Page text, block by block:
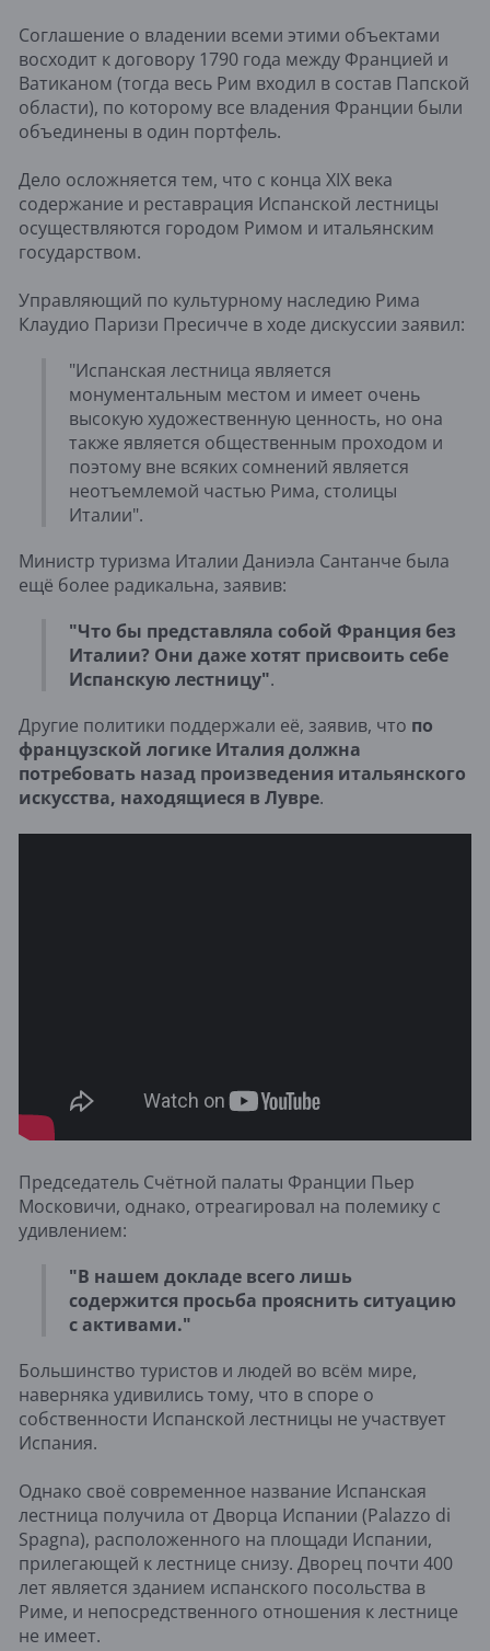
Соглашение о владении всеми этими объектами
восходит к договору 1790 года между Францией и
Ватиканом (тогда весь Рим входил в состав Папской
области), по которому все владения Франции были
объединены в один портфель.
Дело осложняется тем, что с конца XIX века
содержание и реставрация Испанской лестницы
осуществляются городом Римом и итальянским
государством.
Управляющий по культурному наследию Рима
Клаудио Паризи Пресичче в ходе дискуссии заявил:
"Испанская лестница является
монументальным местом и имеет очень
высокую художественную ценность, но она
также является общественным проходом и
поэтому вне всяких сомнений является
неотъемлемой частью Рима, столицы
Италии".
Министр туризма Италии Даниэла Сантанче была
ещё более радикальна, заявив:
"Что бы представляла собой Франция без
Италии? Они даже хотят присвоить себе
Испанскую лестницу".
Другие политики поддержали её, заявив, что по
французской логике Италия должна
потребовать назад произведения итальянского
искусства, находящиеся в Лувре.
Председатель Счётной палаты Франции Пьер
Московичи, однако, отреагировал на полемику с
удивлением:
"В нашем докладе всего лишь
содержится просьба прояснить ситуацию
с активами."
Большинство туристов и людей во всём мире,
наверняка удивились тому, что в споре о
собственности Испанской лестницы не участвует
Испания.
Однако своё современное название Испанская
лестница получила от Дворца Испании (Palazzo di
Spagna), расположенного на площади Испании,
прилегающей к лестнице снизу. Дворец почти 400
лет является зданием испанского посольства в
Риме, и непосредственного отношения к лестнице
не имеет.